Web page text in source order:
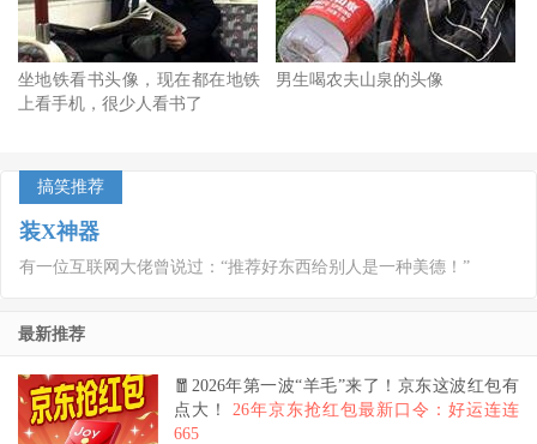
坐地铁看书头像，现在都在地铁
上看手机，很少人看书了
男生喝农夫山泉的头像
搞笑推荐
装X神器
有一位互联网大佬曾说过：“推荐好东西给别人是一种美德！”
最新推荐
🧧2026年第一波“羊毛”来了！京东这波红包有
点大！ 26年京东抢红包最新口令：好运连连
665